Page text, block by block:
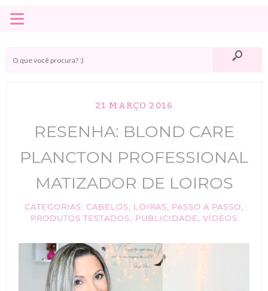
≡
E-BOOK
ANUNCIE
CABELOS
MAQUIAGEM
21 MARÇO 2016
RESENHA: BLOND CARE
PLANCTON PROFESSIONAL
MATIZADOR DE LOIROS
CATEGORIAS:CABELOS, LOIRAS, PASSO A PASSO ,
PRODUTOS TESTADOS, PUBLICIDADE , VÍDEOS